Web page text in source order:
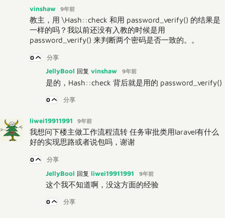
vinshaw 9年前
教主，用 \Hash::check 和用 password_verify() 的结果是
一样的吗？我以前还没有入教的时候是用
password_verify() 来判断两个密码是否一致的。。
0 分享
JellyBool 回复 vinshaw 9年前
是的，Hash::check 背后就是用的 password_verify()
0 分享
liwei19911991 9年前
我想问下楼主做工作流程流转 任务审批类用laravel有什么
好的实现思路或者说包吗，谢谢
0 分享
JellyBool 回复 liwei19911991 9年前
这个我不知道啊，没这方面的经验
0 分享